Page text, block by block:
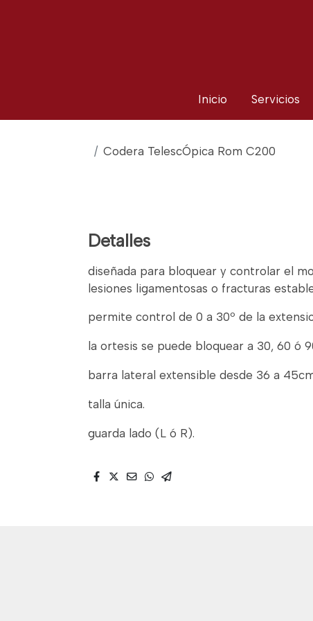
Inicio Servicios
Codera TelescÓpica Rom C200
Detalles
diseñada para bloquear y controlar el
lesiones ligamentosas o fracturas
permite control de 0 a 30º de la
la ortesis se puede bloquear a 30, 60 ó
barra lateral extensible desde 36 a
talla única.
guarda lado (L ó R).